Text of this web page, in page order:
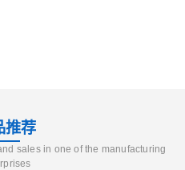
推荐
sales in one of the manufacturing